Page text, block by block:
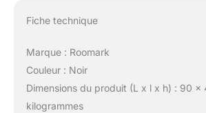
Fiche technique
Marque : Roomark
Couleur : Noir
Dimensions du produit (L x l x h) : 90 x
kilogrammes